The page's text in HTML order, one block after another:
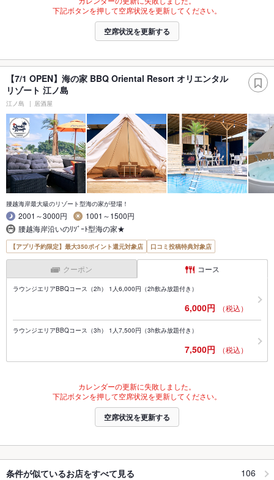
下記ボタンを押して空席状況を更新してください。
空席状況を更新する
【7/1 OPEN】海の家 BBQ Oriental Resort オリエンタル
リゾート 江ノ島
江ノ島 居酒屋
腰越海岸最大級のリゾート型海の家が登場！
2001～3000円
1001～1500円
腰越海岸沿いのﾘｿﾞｰﾄ型海の家★
【アプリ予約限定】最大350ポイント還元対象店 口コミ投稿特典対象店
クーポン コース
ラウンジエリアBBQコース（2h） 1人6,000円（2h飲み放題付き）
6,000円 （税込）
ラウンジエリアBBQコース（3h） 1人7,500円（3h飲み放題付き）
7,500円 （税込）
カレンダーの更新に失敗しました。
下記ボタンを押して空席状況を更新してください。
空席状況を更新する
条件が似ているお店をすべて見る 106